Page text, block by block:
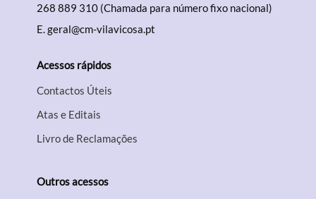
268 889 310 (Chamada para número fixo nacional)
E.geral@cm-vilavicosa.pt
Acessos rápidos
Contactos Úteis
Atas e Editais
Livro de Reclamações
Outros acessos